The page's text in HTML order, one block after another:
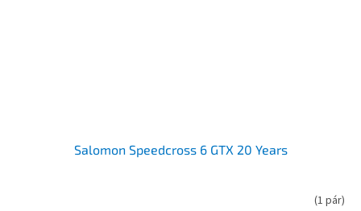
Salomon Speedcross 6 GTX 20 Years
(1 pár)